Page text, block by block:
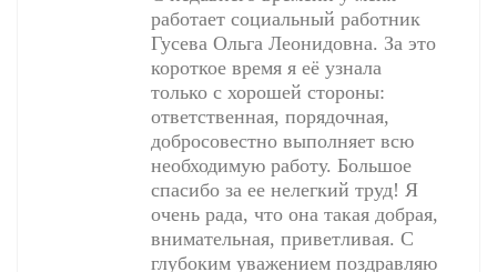
работает социальный работник
Гусева Ольга Леонидовна. За это
короткое время я её узнала
только с хорошей стороны:
ответственная, порядочная,
добросовестно выполняет всю
необходимую работу. Большое
спасибо за ее нелегкий труд! Я
очень рада, что она такая добрая,
внимательная, приветливая. С
глубоким уважением поздравляю